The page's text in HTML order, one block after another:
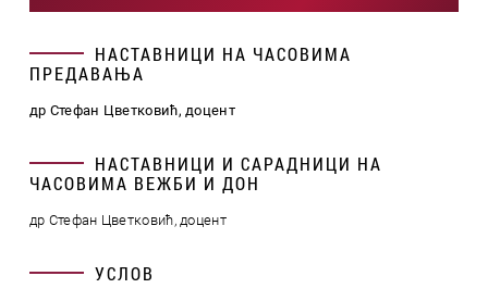
НАСТАВНИЦИ НА ЧАСОВИМА
ПРЕДАВАЊА
др Стефан Цветковић, доцент
НАСТАВНИЦИ И САРАДНИЦИ НА
ЧАСОВИМА ВЕЖБИ И ДОН
др Стефан Цветковић, доцент
УСЛОВ